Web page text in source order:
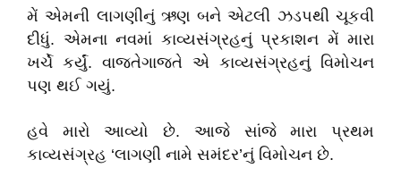
મેં એમની લાગણીનું ઋણ બને એટલી ઝડપથી ચૂકવી
દીધું. એમના નવમાં કાવ્યસંગ્રહનું પ્રકાશન મેં મારા
ખર્ચે કર્યું. વાજતેગાજતે એ કાવ્યસંગ્રહનું વિમોચન
પણ થઈ ગયું.
હવે મારો આવ્યો છે. આજે સાંજે મારા પ્રથમ
કાવ્યસંગ્રહ ‘લાગણી નામે સમંદર’નું વિમોચન છે.